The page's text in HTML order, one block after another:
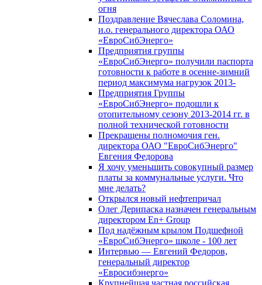
огня
Поздравление Вячеслава Соломина,
и.о. генерального директора ОАО
«ЕвроСибЭнерго»
Предприятия группы
«ЕвроСибЭнерго» получили паспорта
готовности к работе в осенне-зимний
период максимума нагрузок 2013-
Предприятия Группы
«ЕвроСибЭнерго» подошли к
отопительному сезону 2013-2014 гг. в
полной технической готовности
Прекращены полномочия ген.
директора ОАО "ЕвроСибЭнерго"
Евгения Федорова
Я хочу уменьшить совокупный размер
платы за коммунальные услуги. Что
мне делать?
Открылся новый нефтепричал
Олег Дерипаска назначен генеральным
директором En+ Group
Под надёжным крылом Подшефной
«ЕвроСибЭнерго» школе - 100 лет
Интервью — Евгений Федоров,
генеральный директор
«Евросибэнерго»